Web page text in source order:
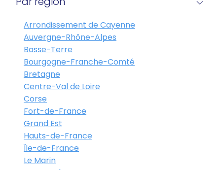
Arrondissement de Cayenne
Auvergne-Rhône-Alpes
Basse-Terre
Bourgogne-Franche-Comté
Bretagne
Centre-Val de Loire
Corse
Fort-de-France
Grand Est
Hauts-de-France
Île-de-France
Le Marin